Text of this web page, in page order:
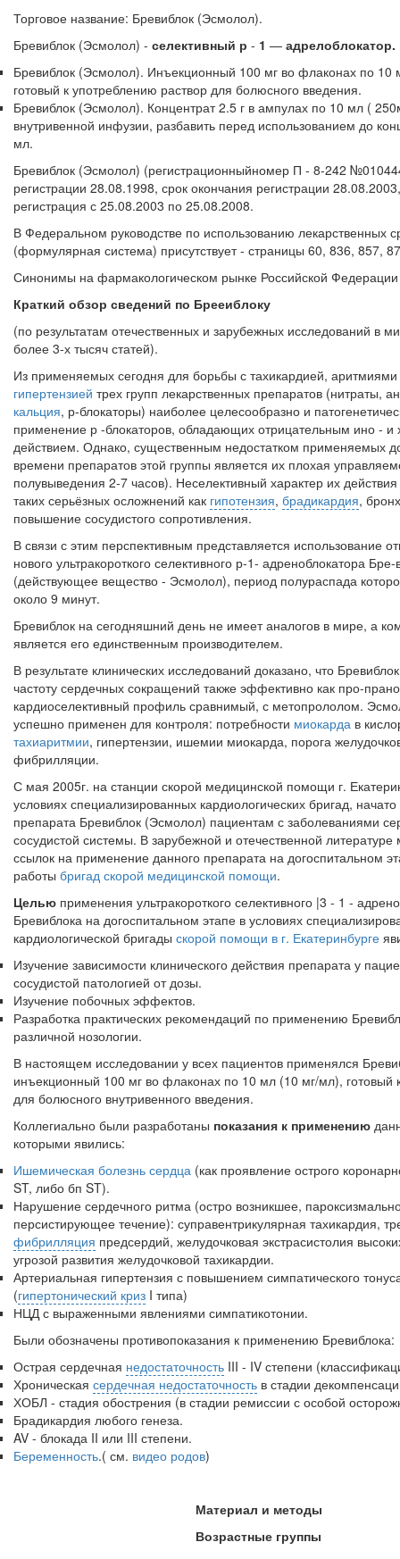
Торговое название: Бревиблок (Эсмолол).
Бревиблок (Эсмолол) - селективный р - 1 — адрелоблокатор.
Бревиблок (Эсмолол). Инъекционный 100 мг во флаконах по 10
готовый к употреблению раствор для болюсного введения.
Бревиблок (Эсмолол). Концентрат 2.5 г в ампулах по 10 мл (
внутривенной инфузии, разбавить перед использованием до
мл.
Бревиблок (Эсмолол) (регистрационныйномер П - 8-242
регистрации 28.08.1998, срок окончания регистрации
регистрация с 25.08.2003 по 25.08.2008.
В Федеральном руководстве по использованию лекарственных
(формулярная система) присутствует - страницы 60, 836, 857,
Синонимы на фармакологическом рынке Российской Федерации
Краткий обзор сведений по Брееиблоку
(по результатам отечественных и зарубежных исследований в
более 3-х тысяч статей).
Из применяемых сегодня для борьбы с тахикардией,
гипертензией трех групп лекарственных препаратов (нитра­ты,
кальция, р-блокаторы) наиболее целесообразно и
применение р -блокаторов, обладающих от­рицательным ино - и
действием. Однако, существенным недостатком применяемых
времени препаратов этой группы является их плохая
полувыведения 2-7 часов). Неселективный характер их действия
таких серьёзных осложнений как гипотензия, брадикардия,
повышение со­судистого сопротивления.
В связи с этим перспективным представляется использование
нового ультракороткого селективного р-1- адреноблокатора Бре-
(действующее вещество - Эсмолол), период полураспада
около 9 минут.
Бревиблок на сегодняшний день не имеет аналогов в мире, а
является его единственным производителем.
В результате клинических исследований доказано, что
частоту сердечных сокращений также эффективно как про-
кардиоселективный профиль сравнимый, с метопрололом.
успешно применен для контроля: потребности миокарда в
тахиаритмии, гипертензии, ишемии миокарда, порога
фибрилляции.
С мая 2005г. на станции скорой медицинской помощи г.
условиях специализированных кардиологических бригад,
препарата Бревиблок (Эсмолол) пациентам с заболеваниями
сосудистой системы. В зарубежной и отечественной
ссылок на применение данного препарата на догоспи­тальном
работы бригад скорой медицинской помощи.
Целью применения ультракороткого селективного |3 - 1 -
Бревиблока на догоспитальном этапе в условиях
кардиологической бригады скорой помощи в г. Екатеринбурге
Изучение зависимости клинического действия препарата у
сосудистой патологией от дозы.
Изучение побочных эффектов.
Разработка практических рекомендаций по применению
различной нозологии.
В настоящем исследовании у всех пациентов применялся
инъекционный 100 мг во флаконах по 10 мл (10 мг/мл), готовый
для болюсного внутривенного введения.
Коллегиально были разработаны показания к применению
которыми явились:
Ишемическая болезнь сердца (как проявление острого
ST, либо бп ST).
Нарушение сердечного ритма (остро возникшее,
персистирующее течение): суправентрикулярная тахикардия,
фибрилляция предсердий, желудочковая экстрасистолия
угрозой развития желудочковой тахикардии.
Артериальная гипертензия с повышением симпатического
(гипертонический криз I типа)
НЦД с выраженными явлениями симпатикотонии.
Были обозначены противопоказания к применению Бревиблока:
Острая сердечная недостаточность III - IV степени
Хроническая сердечная недостаточность в стадии
ХОБЛ - стадия обострения (в стадии ремиссии с особой
Брадикардия любого генеза.
AV - блокада II или III степени.
Беременность.( см. видео родов)
Материал и методы
Возрастные группы